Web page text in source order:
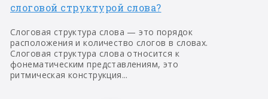
слоговой структурой слова?
Слоговая структура слова — это порядок
расположения и количество слогов в словах.
Слоговая структура слова относится к
фонематическим представлениям, это
ритмическая конструкция...